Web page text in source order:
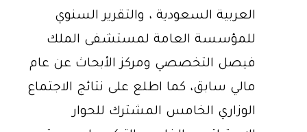
العربية السعودية ، والتقرير السنوي
للمؤسسة العامة لمستشفى الملك
فيصل التخصصي ومركز الأبحاث عن عام
مالي سابق، كما اطلع على نتائج الاجتماع
الوزاري الخامس المشترك للحوار